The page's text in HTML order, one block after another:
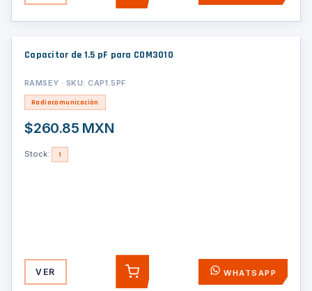
Capacitor de 1.5 pF para COM3010
RAMSEY · SKU: CAP1.5PF
Radiocomunicación
$260.85 MXN
Stock: 1
VER AGREGAR WHATSAPP